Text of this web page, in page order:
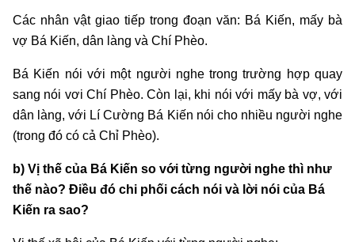
Các nhân vật giao tiếp trong đoạn văn: Bá Kiến, mấy bà
vợ Bá Kiến, dân làng và Chí Phèo.
Bá Kiến nói với một người nghe trong trường hợp quay
sang nói vơi Chí Phèo. Còn lại, khi nói với mấy bà vợ, với
dân làng, với Lí Cường Bá Kiến nói cho nhiều người nghe
(trong đó có cả Chỉ Phèo).
b) Vị thế của Bá Kiến so với từng người nghe thì như
thế nào? Điều đó chi phối cách nói và lời nói của Bá
Kiến ra sao?